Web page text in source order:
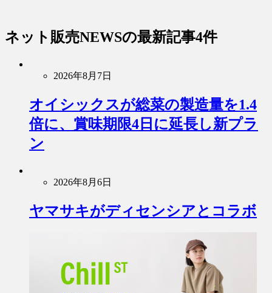
ネット販売NEWSの最新記事4件
2026年8月7日
オイシックスが総菜の製造量を1.4
倍に、賞味期限4日に延長し新プラ
ン
2026年8月6日
ヤマサキがディセンシアとコラボ